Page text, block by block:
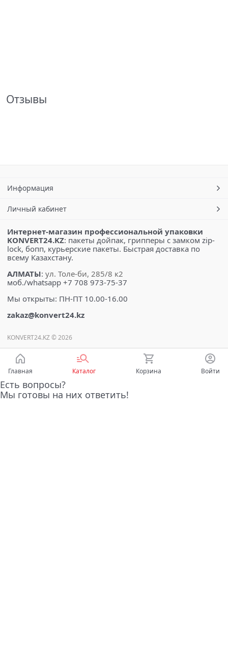
Отзывы
Информация
Личный кабинет
Интернет-магазин профессиональной упаковки
KONVERT24.KZ: пакеты дойпак, грипперы с замком zip-
lock, бопп, курьерские пакеты. Быстрая доставка по
всему Казахстану.
АЛМАТЫ: ул. Толе-би, 285/8 к2
моб./whatsapp +7 708 973-75-37
Мы открыты: ПН-ПТ 10.00-16.00
zakaz@konvert24.kz
KONVERT24.KZ © 2026
Главная Каталог Корзина Войти
Есть вопросы?
Мы готовы на них ответить!